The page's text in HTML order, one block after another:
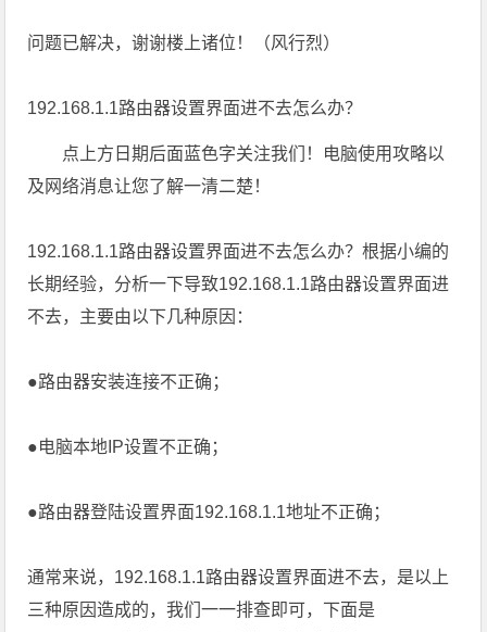
问题已解决，谢谢楼上诸位！（风行烈）
192.168.1.1路由器设置界面进不去怎么办？
点上方日期后面蓝色字关注我们！电脑使用攻略以
及网络消息让您了解一清二楚！
192.168.1.1路由器设置界面进不去怎么办？根据小编的
长期经验，分析一下导致192.168.1.1路由器设置界面进
不去，主要由以下几种原因：
●路由器安装连接不正确；
●电脑本地IP设置不正确；
●路由器登陆设置界面192.168.1.1地址不正确；
通常来说，192.168.1.1路由器设置界面进不去，是以上
三种原因造成的，我们一一排查即可，下面是